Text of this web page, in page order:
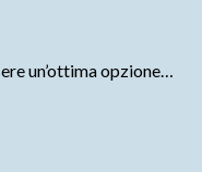
un’ottima opzione…